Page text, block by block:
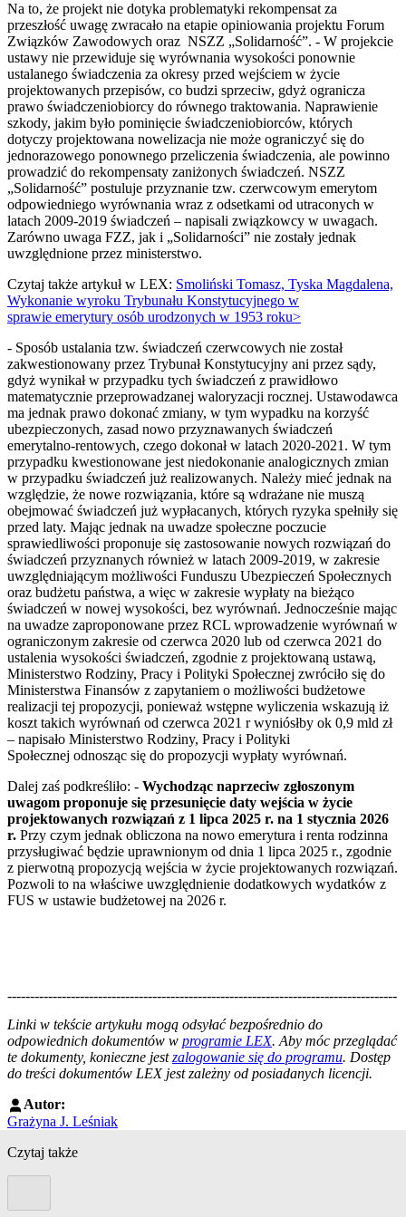
Na to, że projekt nie dotyka problematyki rekompensat za
przeszłość uwagę zwracało na etapie opiniowania projektu Forum
Związków Zawodowych oraz NSZZ „Solidarność”. - W projekcie
ustawy nie przewiduje się wyrównania wysokości ponownie
ustalanego świadczenia za okresy przed wejściem w życie
projektowanych przepisów, co budzi sprzeciw, gdyż ogranicza
prawo świadczeniobiorcy do równego traktowania. Naprawienie
szkody, jakim było pominięcie świadczeniobiorców, których
dotyczy projektowana nowelizacja nie może ograniczyć się do
jednorazowego ponownego przeliczenia świadczenia, ale powinno
prowadzić do rekompensaty zaniżonych świadczeń. NSZZ
„Solidarność” postuluje przyznanie tzw. czerwcowym emerytom
odpowiedniego wyrównania wraz z odsetkami od utraconych w
latach 2009-2019 świadczeń – napisali związkowcy w uwagach.
Zarówno uwaga FZZ, jak i „Solidarności” nie zostały jednak
uwzględnione przez ministerstwo.
Czytaj także artykuł w LEX: Smoliński Tomasz, Tyska Magdalena,
Wykonanie wyroku Trybunału Konstytucyjnego w
sprawie emerytury osób urodzonych w 1953 roku>
- Sposób ustalania tzw. świadczeń czerwcowych nie został
zakwestionowany przez Trybunał Konstytucyjny ani przez sądy,
gdyż wynikał w przypadku tych świadczeń z prawidłowo
matematycznie przeprowadzanej waloryzacji rocznej. Ustawodawca
ma jednak prawo dokonać zmiany, w tym wypadku na korzyść
ubezpieczonych, zasad nowo przyznawanych świadczeń
emerytalno-rentowych, czego dokonał w latach 2020-2021. W tym
przypadku kwestionowane jest niedokonanie analogicznych zmian
w przypadku świadczeń już realizowanych. Należy mieć jednak na
względzie, że nowe rozwiązania, które są wdrażane nie muszą
obejmować świadczeń już wypłacanych, których ryzyka spełniły się
przed laty. Mając jednak na uwadze społeczne poczucie
sprawiedliwości proponuje się zastosowanie nowych rozwiązań do
świadczeń przyznanych również w latach 2009-2019, w zakresie
uwzględniającym możliwości Funduszu Ubezpieczeń Społecznych
oraz budżetu państwa, a więc w zakresie wypłaty na bieżąco
świadczeń w nowej wysokości, bez wyrównań. Jednocześnie mając
na uwadze zaproponowane przez RCL wprowadzenie wyrównań w
ograniczonym zakresie od czerwca 2020 lub od czerwca 2021 do
ustalenia wysokości świadczeń, zgodnie z projektowaną ustawą,
Ministerstwo Rodziny, Pracy i Polityki Społecznej zwróciło się do
Ministerstwa Finansów z zapytaniem o możliwości budżetowe
realizacji tej propozycji, ponieważ wstępne wyliczenia wskazują iż
koszt takich wyrównań od czerwca 2021 r wyniósłby ok 0,9 mld zł
– napisało Ministerstwo Rodziny, Pracy i Polityki
Społecznej odnosząc się do propozycji wypłaty wyrównań.
Dalej zaś podkreśliło: - Wychodząc naprzeciw zgłoszonym
uwagom proponuje się przesunięcie daty wejścia w życie
projektowanych rozwiązań z 1 lipca 2025 r. na 1 stycznia 2026
r. Przy czym jednak obliczona na nowo emerytura i renta rodzinna
przysługiwać będzie uprawnionym od dnia 1 lipca 2025 r., zgodnie
z pierwotną propozycją wejścia w życie projektowanych rozwiązań.
Pozwoli to na właściwe uwzględnienie dodatkowych wydatków z
FUS w ustawie budżetowej na 2026 r.
--------------------------------------------------------------------------------------
Linki w tekście artykułu mogą odsyłać bezpośrednio do
odpowiednich dokumentów w programie LEX. Aby móc przeglądać
te dokumenty, konieczne jestzalogowanie się do programu. Dostęp
do treści dokumentów LEX jest zależny od posiadanych licencji.
Autor:
Grażyna J. Leśniak
Czytaj także